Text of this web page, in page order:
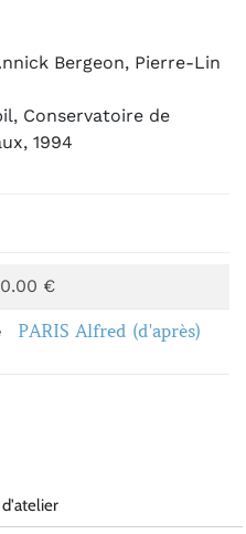
Bergeon, Pierre-Lin
Conservatoire de
1994
€
PARIS Alfred (d'après)
d'atelier